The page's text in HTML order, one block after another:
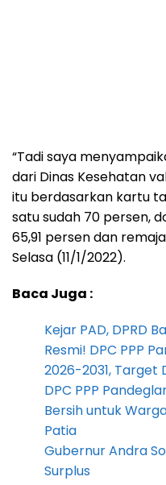
“Tadi saya
dari Dinas Kesehatan
itu berdasarkan kartu
satu sudah 70 persen,
65,91 persen dan
Selasa (11/1/2022).
Baca Juga :
Kejar PAD, DPRD
Resmi! DPC PPP
2026-2031, Target
DPC PPP
Bersih untuk
Patia
Gubernur Andra
Surplus